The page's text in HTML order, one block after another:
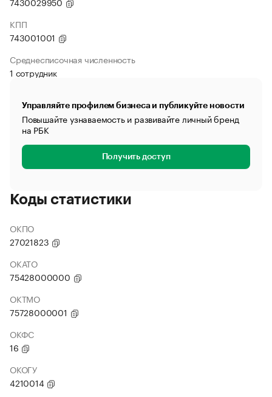
КПП
743001001
Среднесписочная численность
1 сотрудник
Управляйте профилем бизнеса и публикуйте новости
Повышайте узнаваемость и развивайте личный бренд
на РБК
Получить доступ
Коды статистики
ОКПО
27021823
ОКАТО
75428000000
ОКТМО
75728000001
ОКФС
16
ОКОГУ
4210014